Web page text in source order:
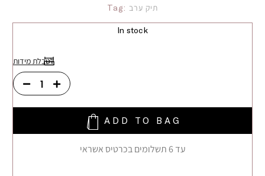
Tag: תיק ערב
In stock
לטבלת מידות
ADD TO BAG
עד 6 תשלומים בכרטיס אשראי